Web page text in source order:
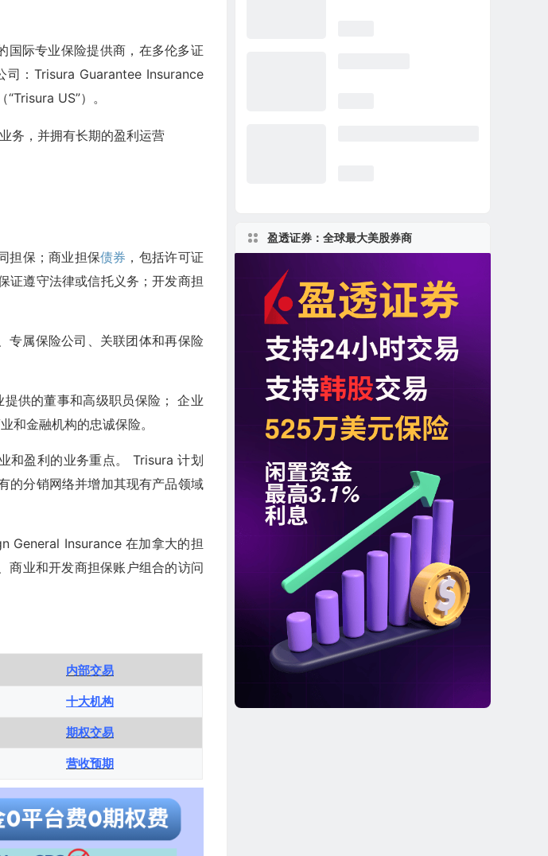
国际专业保险提供商，在多伦多证
：Trisura Guarantee Insurance
US”）。
务，并拥有长期的盈利运营
担保；商业担保债券 ，包括许可证
证遵守法律或信托义务；开发商担
专属保险公司、关联团体和再保险
供的董事和高级职员保险； 企业
和金融机构的忠诚保险。
和盈利的业务重点。 Trisura 计划
的分销网络并增加其现有产品领域
General Insurance 在加拿大的担
商业和开发商担保账户组合的访问
内部交易
十大机构
期权交易
营收预期
盈透证券：全球最大美股券商